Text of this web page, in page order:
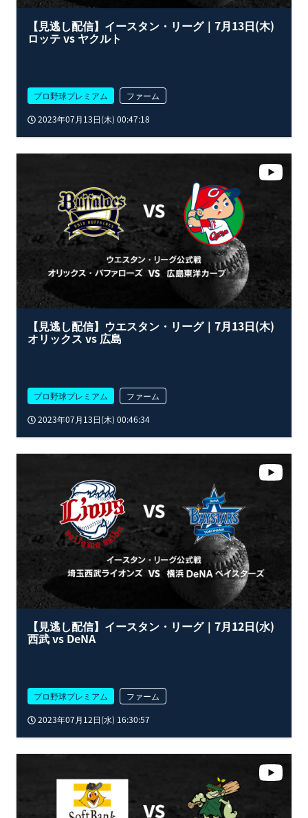
【見逃し配信】イースタン・リーグ｜7月13日(木)
ロッテ vs ヤクルト
プロ野球プレミアム
ファーム
2023年07月13日(木) 00:47:18
【見逃し配信】ウエスタン・リーグ｜7月13日(木)
オリックス vs 広島
プロ野球プレミアム
ファーム
2023年07月13日(木) 00:46:34
【見逃し配信】イースタン・リーグ｜7月12日(水)
西武 vs DeNA
プロ野球プレミアム
ファーム
2023年07月12日(水) 16:30:57